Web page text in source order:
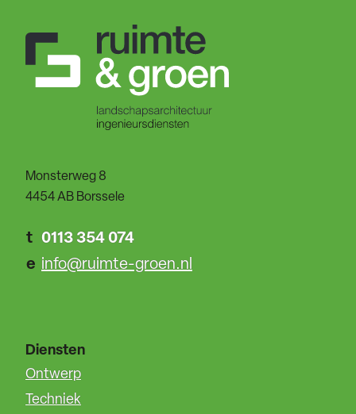
Monsterweg 8
4454 AB Borssele
t 0113 354 074
e info@ruimte-groen.nl
Diensten
Ontwerp
Techniek